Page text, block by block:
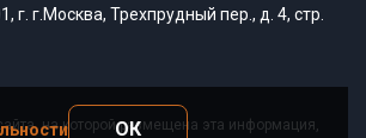
г. г.Москва, Трехпрудный пер., д. 4, стр.
на которой размещена эта информация,
ОК